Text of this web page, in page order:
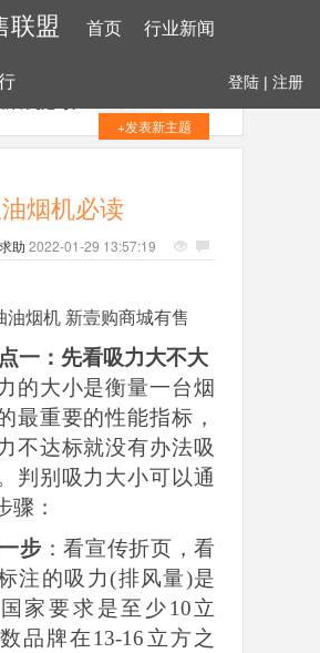
联盟 首页 行业新闻
登陆 | 注册
+发表新主题
烟机必读
助 2022-01-29 13:57:19
油烟机 新壹购商城有售
一：先看吸力大不大
大小是衡量一台烟
最重要的性能指标，
不达标就没有办法吸
判别吸力大小可以通
骤：
步 ：看宣传折页，看
注的吸力(排风量)是
家要求是至少10立
品牌在13-16立方之